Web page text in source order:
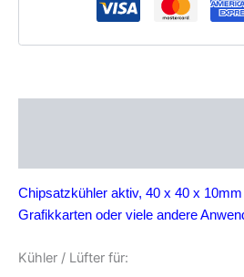
cooler
Chipsatzkühler aktiv, 40 x 40 x
Grafikkarten oder viele andere
Kühler / Lüfter für: